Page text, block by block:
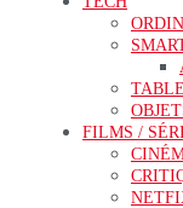
FILMS /